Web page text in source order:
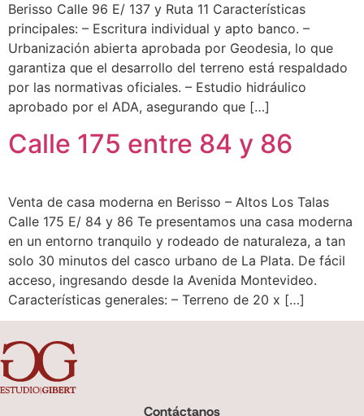
Berisso Calle 96 E/ 137 y Ruta 11 Características
principales: – Escritura individual y apto banco. –
Urbanización abierta aprobada por Geodesia, lo que
garantiza que el desarrollo del terreno está respaldado
por las normativas oficiales. – Estudio hidráulico
aprobado por el ADA, asegurando que […]
Calle 175 entre 84 y 86
Venta de casa moderna en Berisso – Altos Los Talas
Calle 175 E/ 84 y 86 Te presentamos una casa moderna
en un entorno tranquilo y rodeado de naturaleza, a tan
solo 30 minutos del casco urbano de La Plata. De fácil
acceso, ingresando desde la Avenida Montevideo.
Características generales: – Terreno de 20 x […]
Contáctanos